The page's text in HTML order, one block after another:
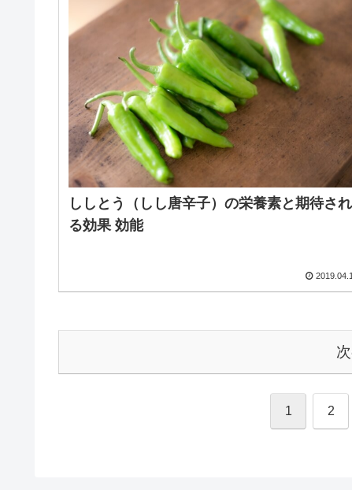
ししとう（しし唐辛子）の栄養素と期待され
る効果 効能
1 2